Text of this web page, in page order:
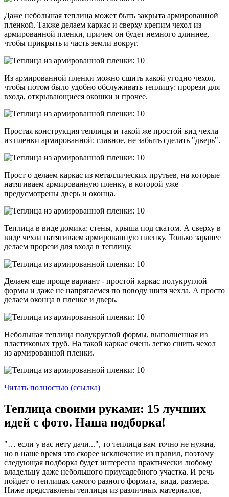
Даже небольшая теплица может быть закрыта армированной
пленкой. Также делаем каркас и сверху крепим чехол из
армированной пленки, причем он будет немного длиннее,
чтобы прикрыть и часть земли вокруг.
Из армированной пленки можно сшить какой угодно чехол,
чтобы потом было удобно обслуживать теплицу: прорези для
входа, открывающиеся окошки и прочее.
Простая конструкция теплицы и такой же простой вид чехла
из пленки армированной: главное, не забыть сделать "дверь".
Прост о делаем каркас из металлических прутьев, на которые
натягиваем армированную пленку, в которой уже
предусмотрены дверь и оконца.
Теплица в виде домика: стены, крыша под скатом. А сверху в
виде чехла натягиваем армированную пленку. Только заранее
делаем прорези для входа в теплицу.
Делаем еще проще вариант - простой каркас полукруглой
формы и даже не напрягаемся по поводу шитя чехла. А просто
делаем оконца в пленке и дверь.
Небольшая теплица полукруглой формы, выполненная из
пластиковых труб. На такой каркас очень легко сшить чехол
из армированной пленки.
Читать полностью (ссылка)
Теплица своими руками: 15 лучших
идей с фото. Наша подборка!
"… если у вас нету дачи...", то теплица вам точно не нужна,
но в наше время это скорее исключение из правил, поэтому
следующая подборка будет интересна практически любому
владельцу даже небольшого приусадебного участка. И речь
пойдет о теплицах самого разного формата, вида, размера.
Ниже представлены теплицы из различных материалов,